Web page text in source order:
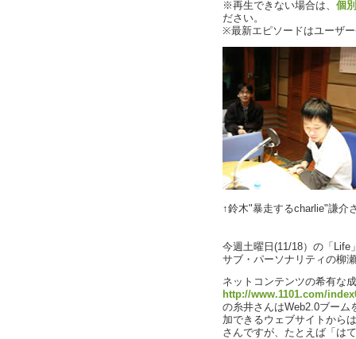
※再生できない場合は、 個
ださい。
※最新エピソードはユーザ
↑鈴木"暴走するcharlie"謙介
今週土曜日(11/18）の「Life
サブ・パーソナリティの柳
ネットコンテンツの希有な
http://www.1101.com/
の糸井さんはWeb2.0ブーム
加できるウェブサイトから
さんですが、たとえば「は